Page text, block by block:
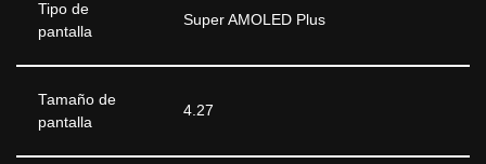
Tipo de
pantalla
Super AMOLED Plus
Tamaño de
pantalla
4.27